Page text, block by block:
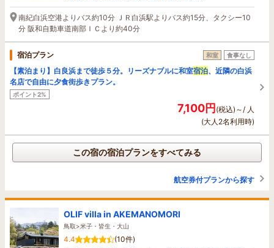
南紀白浜空港よりバス約10分 ＪＲ白浜駅よりバス約15分、タクシー10
分 阪和自動車道南部ＩＣより約40分
宿泊プラン 和室 食事なし
【素泊まり】白良浜まで徒歩５分。リーズナブルに和室宿泊、近隣の白浜
名店で自由に夕食街歩きプラン。
ポイント2%
7,100円(税込)～/ 人
(大人2名利用時)
この宿の宿泊プランをすべてみる
航空券付プランから探す
OLIF villa in AKEMANOMORI
鳥取>米子・皆生・大山
4.4
(10件)